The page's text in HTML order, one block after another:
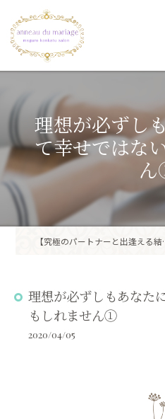
理想が必ずし
て幸せではな
【究極のパートナーと出
理想が必ずしもあなた
もしれません①
2020/04/05